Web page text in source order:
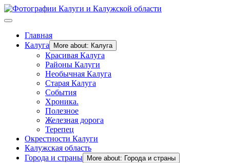
Главная
Калуга
More about: Калуга
Красивая Калуга
Районы Калуги
Необычная Калуга
Старая Калуга
События
Хроника.
Полезное
Железная дорога
Терепец
Окрестности Калуги
Калужская область
Города и страны
More about: Города и страны